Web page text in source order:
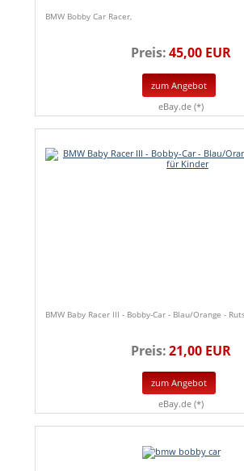
BMW Bobby Car Racer,
Preis:45,00 EUR
zum Angebot
eBay.de (*)
BMW Baby Racer III - Bobby-Car - Blau/Orange -
Preis:21,00 EUR
zum Angebot
eBay.de (*)